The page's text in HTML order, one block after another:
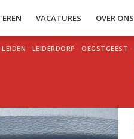
VACATURES OVER ONS
LEIDEN · LEIDERDORP · OEGSTGEEST ·